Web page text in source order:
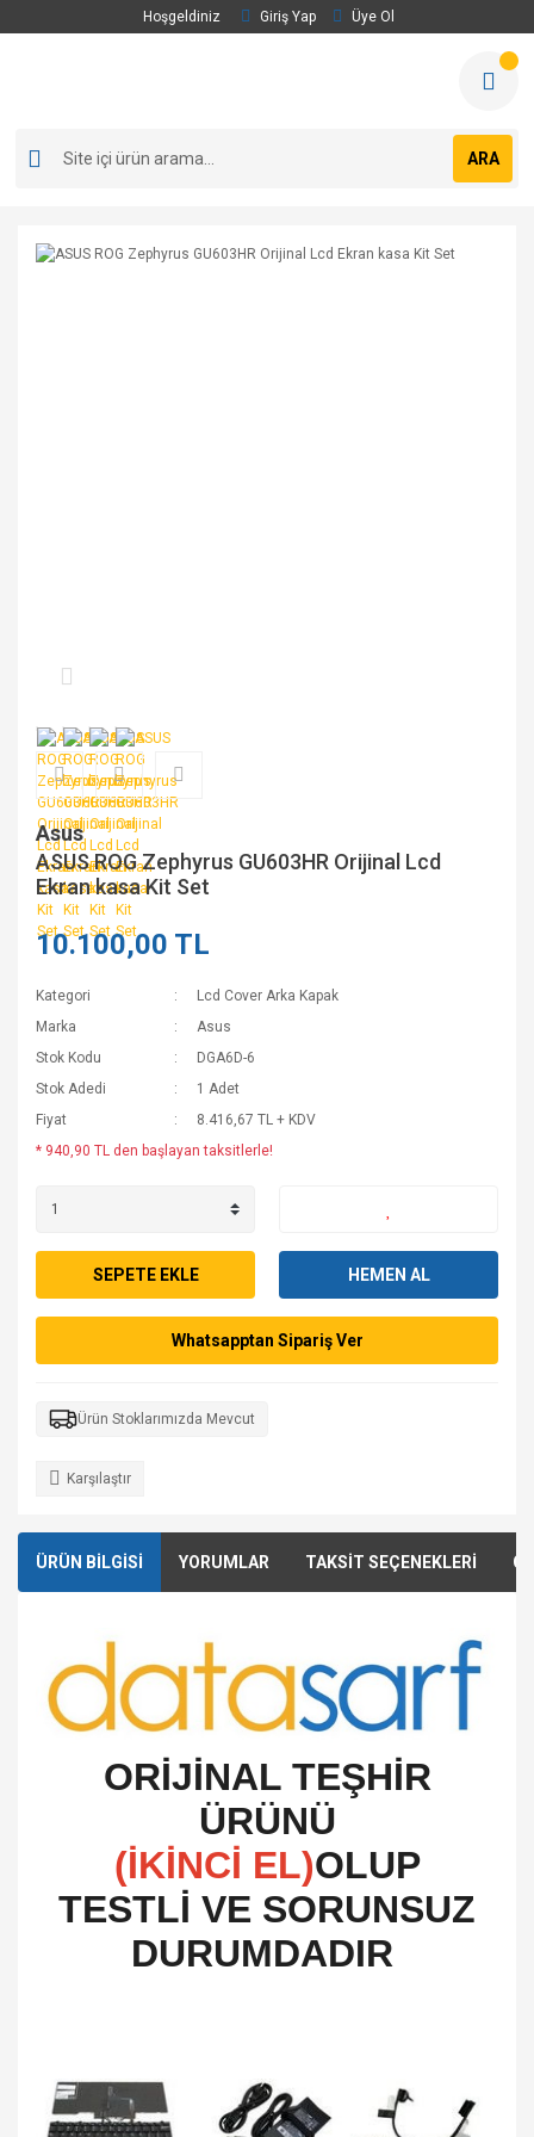
Hoşgeldiniz Giriş Yap Üye Ol
ARA
Asus
ASUS ROG Zephyrus GU603HR Orijinal Lcd
Ekran kasa Kit Set
10.100,00 TL
Kategori
Lcd Cover Arka Kapak
Marka
Asus
Stok Kodu
DGA6D-6
Stok Adedi
1 Adet
Fiyat
8.416,67 TL + KDV
* 940,90 TL den başlayan taksitlerle!
SEPETE EKLE HEMEN AL
Whatsapptan Sipariş Ver
Ürün Stoklarımızda Mevcut
Karşılaştır
ÜRÜN BİLGİSİ YORUMLAR TAKSİT SEÇENEKLERİ
ORİJİNAL TEŞHİR
ÜRÜNÜ
(İKİNCİ EL)OLUP
TESTLİ VE SORUNSUZ
DURUMDADIR